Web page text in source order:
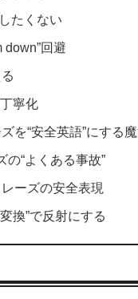
たくない
回避
寧化
を“安全英語”にする
“よくある事故”
ーズの安全表現
換”で反射にする